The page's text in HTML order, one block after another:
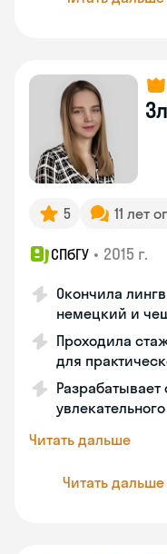
5 11 лет
СПбГУ • 2015 г.
Окончила
немецкий и
Проходила
для
Читать дальше
Читать дальше